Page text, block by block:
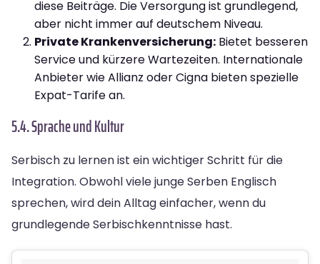
diese Beiträge. Die Versorgung ist grundlegend,
aber nicht immer auf deutschem Niveau.
Private Krankenversicherung: Bietet besseren
Service und kürzere Wartezeiten. Internationale
Anbieter wie Allianz oder Cigna bieten spezielle
Expat-Tarife an.
5.4. Sprache und Kultur
Serbisch zu lernen ist ein wichtiger Schritt für die
Integration. Obwohl viele junge Serben Englisch
sprechen, wird dein Alltag einfacher, wenn du
grundlegende Serbischkenntnisse hast.